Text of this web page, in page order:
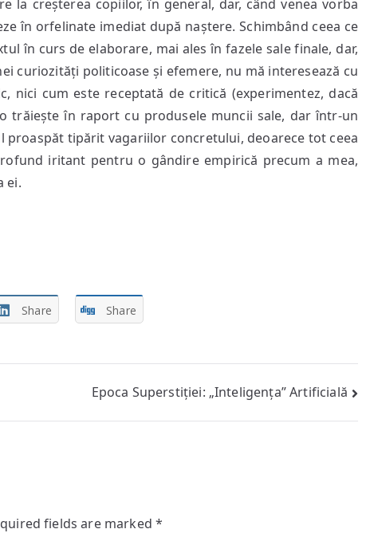
la creșterea copiilor, în general, dar, când venea vorba
în orfelinate imediat după naștere. Schimbând ceea ce
în curs de elaborare, mai ales în fazele sale finale, dar,
curiozități politicoase și efemere, nu mă interesează cu
nici cum este receptată de critică (experimentez, dacă
trăiește în raport cu produsele muncii sale, dar într-un
proaspăt tipărit vagariilor concretului, deoarece tot ceea
iritant pentru o gândire empirică precum a mea,
ei.
Share Share
Epoca Superstiției: „Inteligența” Artificială
fields are marked*